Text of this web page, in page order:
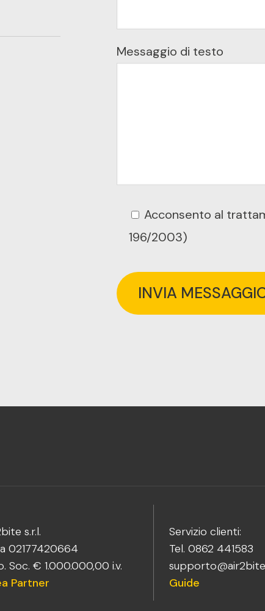
Messaggio di testo
Acconsento al
196/2003)
s.r.l.
02177420664
Soc. € 1.000.000,00 i.v.
Partner
Servizio clienti:
Tel. 0862 441583
Guide